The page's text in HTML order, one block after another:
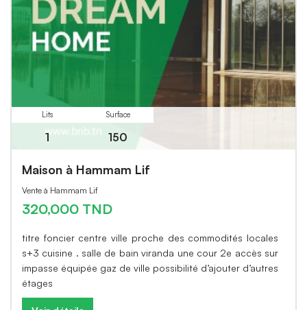
Lits
1
Surface
150
Maison à Hammam Lif
Vente à Hammam Lif
320,000 TND
titre foncier centre ville proche des commodités locales
s+3 cuisine . salle de bain viranda une cour 2e accès sur
impasse équipée gaz de ville possibilité d’ajouter d’autres
étages